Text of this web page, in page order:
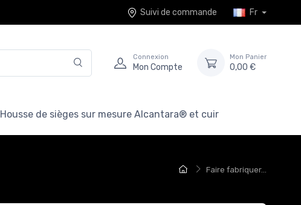
Suivi de commande Fr
Connexion
Mon Compte
Mon Panier
0,00 €
Housse de sièges sur mesure Alcantara® et cuir
Faire fabriquer...